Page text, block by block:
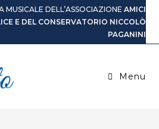
MUSICALE DELL’ASSOCIAZIONE AMICI
E DEL CONSERVATORIO NICCOLÒ
PAGANINI
Menu